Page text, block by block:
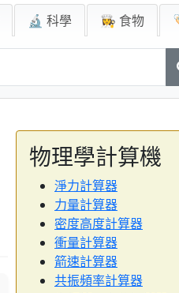
🔬 科學 👩‍🍳 食物
物理學計算機
淨力計算器
力量計算器
密度高度計算器
衝量計算器
箭速計算器
共振頻率計算器